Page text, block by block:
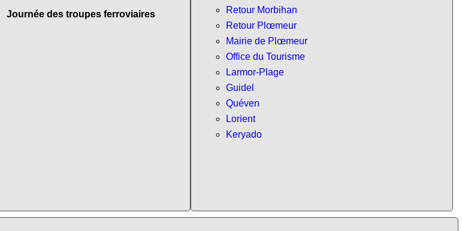
Journée des troupes ferroviaires
Retour Morbihan
Retour Plœmeur
Mairie de Plœmeur
Office du Tourisme
Larmor-Plage
Guidel
Quéven
Lorient
Keryado